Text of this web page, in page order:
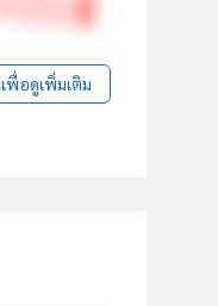
พื่อดูเพิ่มเติม